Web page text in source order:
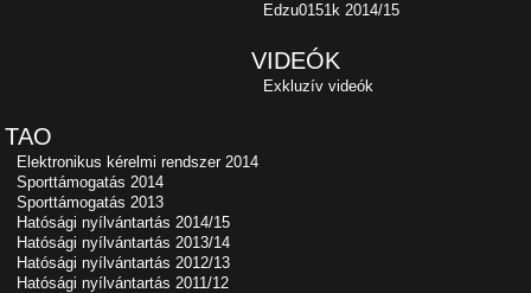
Edzu0151k 2014/15
VIDEÓK
Exkluzív videók
TAO
Elektronikus kérelmi rendszer 2014
Sporttámogatás 2014
Sporttámogatás 2013
Hatósági nyílvántartás 2014/15
Hatósági nyílvántartás 2013/14
Hatósági nyílvántartás 2012/13
Hatósági nyílvántartás 2011/12